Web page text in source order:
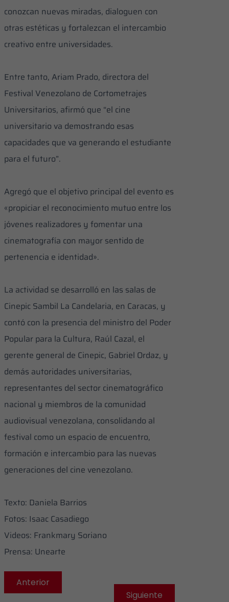
conozcan nuevas miradas, dialoguen con
otras estéticas y fortalezcan el intercambio
creativo entre universidades.
Entre tanto, Ariam Prado, directora del
Festival Venezolano de Cortometrajes
Universitarios, afirmó que “el cine
universitario va demostrando esas
capacidades que va generando el estudiante
para el futuro”.
Agregó que el objetivo principal del evento es
«propiciar el reconocimiento mutuo entre los
jóvenes realizadores y fomentar una
cinematografía con mayor sentido de
pertenencia e identidad».
La actividad se desarrolló en las salas de
Cinepic Sambil La Candelaria, en Caracas, y
contó con la presencia del ministro del Poder
Popular para la Cultura, Raúl Cazal, el
gerente general de Cinepic, Gabriel Ordaz, y
demás autoridades universitarias,
representantes del sector cinematográfico
nacional y miembros de la comunidad
audiovisual venezolana, consolidando al
festival como un espacio de encuentro,
formación e intercambio para las nuevas
generaciones del cine venezolano.
Texto: Daniela Barrios
Fotos: Isaac Casadiego
Videos: Frankmary Soriano
Prensa: Unearte
Anterior
Siguiente